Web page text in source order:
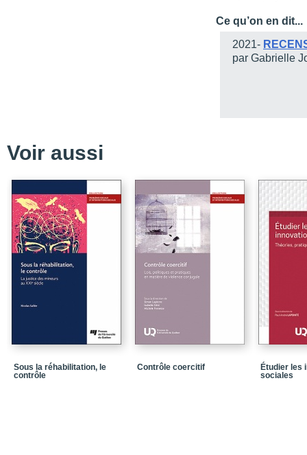
LIste des figures et
Liste des abréviations
Partie 1 - Fondement
Chapitre 1 - La praxis
Conclusion
Références
Chapitre 2 - L’apport
Sagesse pratique
Ce qu’on en dit...
2021-
par Gabrielle
Voir aussi
Sous la réhabilitation, le
contrôle
Contrôle coercitif
Étudier les
sociales